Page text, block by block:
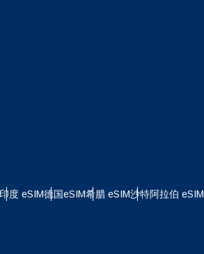
印度 eSIM德国eSIM希腊 eSIM沙特阿拉伯 eSIM